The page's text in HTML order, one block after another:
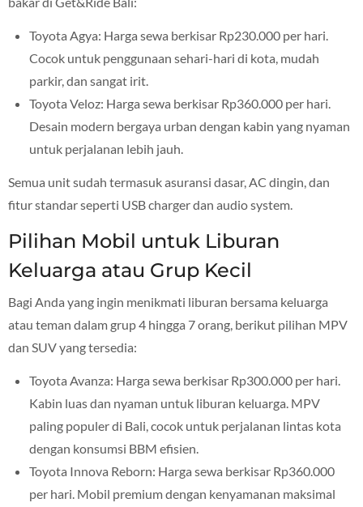
Toyota Agya: Harga sewa berkisar Rp230.000 per hari.
Cocok untuk penggunaan sehari-hari di kota, mudah
parkir, dan sangat irit.
Toyota Veloz: Harga sewa berkisar Rp360.000 per hari.
Desain modern bergaya urban dengan kabin yang nyaman
untuk perjalanan lebih jauh.
Semua unit sudah termasuk asuransi dasar, AC dingin, dan
fitur standar seperti USB charger dan audio system.
Pilihan Mobil untuk Liburan
Keluarga atau Grup Kecil
Bagi Anda yang ingin menikmati liburan bersama keluarga
atau teman dalam grup 4 hingga 7 orang, berikut pilihan MPV
dan SUV yang tersedia:
Toyota Avanza: Harga sewa berkisar Rp300.000 per hari.
Kabin luas dan nyaman untuk liburan keluarga. MPV
paling populer di Bali, cocok untuk perjalanan lintas kota
dengan konsumsi BBM efisien.
Toyota Innova Reborn: Harga sewa berkisar Rp360.000
per hari. Mobil premium dengan kenyamanan maksimal